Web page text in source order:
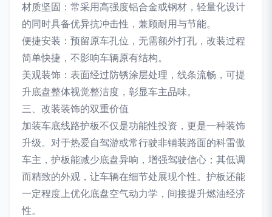
材质坚固：常采用高强度铝合金或钢材，轻量化设计
的同时具备优异抗冲击性，兼顾耐用与节能。
便捷安装：预留原车孔位，无需额外打孔，改装过程
简单快捷，不影响车辆原有结构。
美观装饰：表面经过防锈涂层处理，线条流畅，可提
升底盘整体视觉整洁度，彰显车主品味。
三、改装装饰的双重价值
加装车底线路护板不仅是功能性投资，更是一种装饰
升级。对于热爱自驾游或常行驶非铺装路面的科雷傲
车主，护板能减少底盘异响，增强驾驶信心；其低调
而精致的外观，让车辆在细节处展现个性。护板还能
一定程度上优化底盘空气动力学，间接提升燃油经济
性。